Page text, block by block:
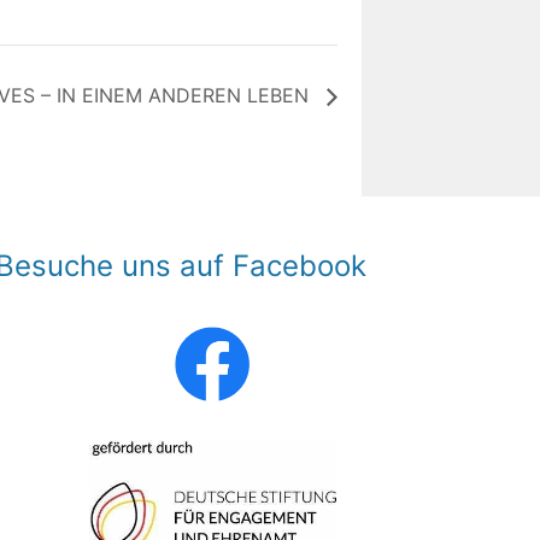
– IN EINEM ANDEREN LEBEN
uns auf Facebook